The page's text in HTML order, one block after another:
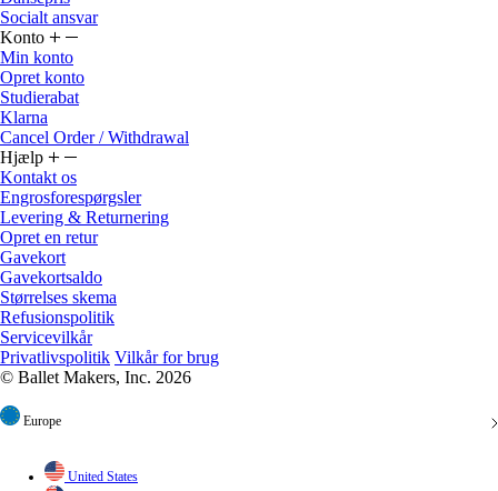
Socialt ansvar
Konto
Min konto
Opret konto
Studierabat
Klarna
Cancel Order / Withdrawal
Hjælp
Kontakt os
Engrosforespørgsler
Levering & Returnering
Opret en retur
Gavekort
Gavekortsaldo
Størrelses skema
Refusionspolitik
Servicevilkår
Privatlivspolitik Vilkår for brug
© Ballet Makers, Inc. 2026
Europe
United States